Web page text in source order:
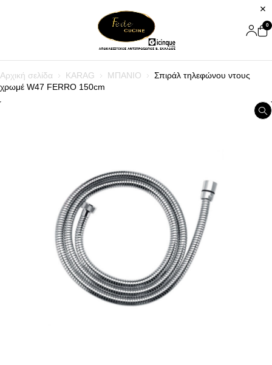
0
Αρχική σελίδα KARAG ΜΠΑΝΙΟ
Σπιράλ τηλεφώνου ντους
χρωμέ W47 FERRO 150cm